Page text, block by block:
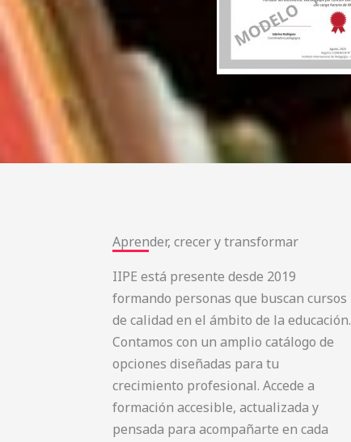
Aprender, crecer y transformar
IIPE está presente desde 2019
formando personas que buscan cursos
de calidad en el ámbito de la educación.
Contamos con un amplio catálogo de
opciones diseñadas para tu
crecimiento profesional. Accede a
formación accesible, actualizada y
pensada para acompañarte en cada